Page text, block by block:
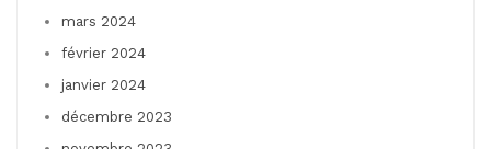
mars 2024
février 2024
janvier 2024
décembre 2023